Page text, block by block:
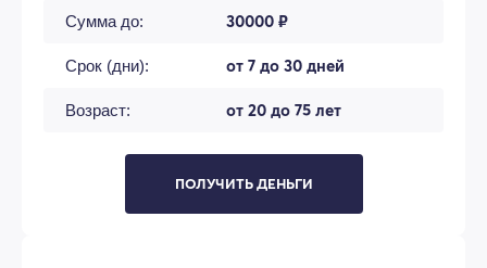
Сумма до: 30000 ₽
Срок (дни): от 7 до 30 дней
Возраст: от 20 до 75 лет
ПОЛУЧИТЬ ДЕНЬГИ